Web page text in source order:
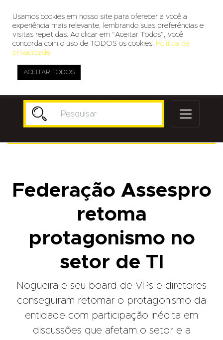
Federação Assespro
retoma
protagonismo no
setor de TI
Nogueira e seu board de VPs e diretores
conseguiram retomar o protagonismo da
entidade com participação inédita em
discussões que afetam o setor e a
Usamos cookies em nosso site para oferecer a você a
experiência mais relevante, lembrando suas preferências e
visitas repetidas. Ao clicar em “Aceitar Todos”, você
concorda com o uso de TODOS os cookies. Política de
privacidade
ACEITAR TODOS